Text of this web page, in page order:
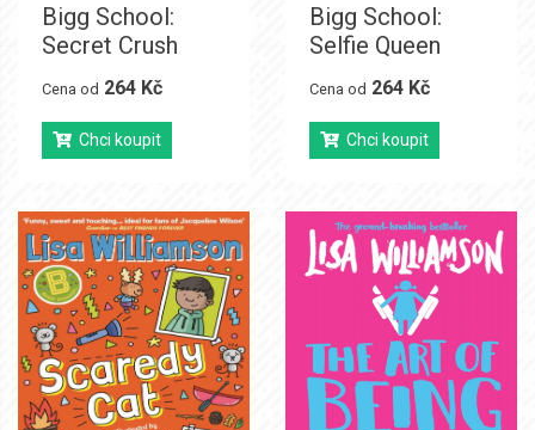
Bigg School:
Secret Crush
Cena od 264 Kč
Chci koupit
Bigg School:
Selfie Queen
Cena od 264 Kč
Chci koupit